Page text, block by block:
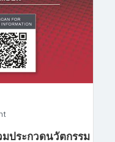
ประกวดนวัตกรรม